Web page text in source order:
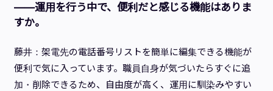
——運用を行う中で、便利だと感じる機能はありま
すか。
藤井：架電先の電話番号リストを簡単に編集できる機能が
便利で気に入っています。職員自身が気づいたらすぐに追
加・削除できるため、自由度が高く、運用に馴染みやすい